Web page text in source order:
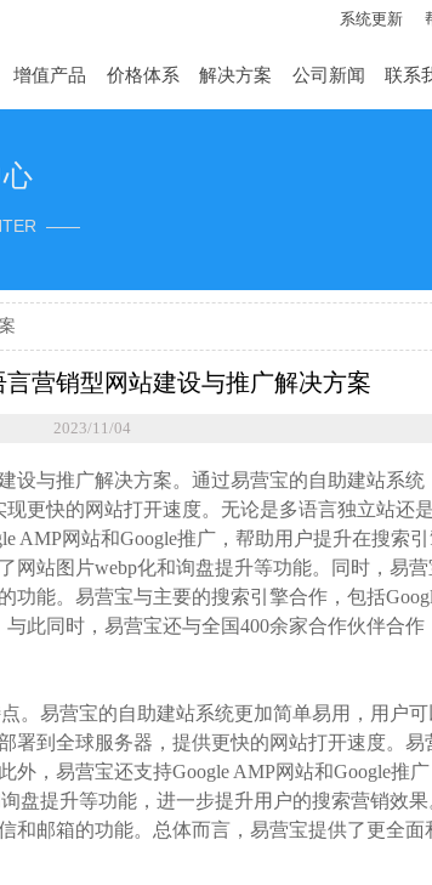
系统更新
增值产品 价格体系 解决方案 公司新闻 联系
——
营销型网站建设与推广解决方案
2023/11/04
设与推广解决方案。通过易营宝的自助建站系统
更快的网站打开速度。无论是多语言独立站还
AMP网站和Google推广，帮助用户提升在搜索
网站图片webp化和询盘提升等功能。同时，易
能。易营宝与主要的搜索引擎合作，包括
此同时，易营宝还与全国400余家合作伙伴合作
。易营宝的自助建站系统更加简单易用，用户
署到全球服务器，提供更快的网站打开速度。
，易营宝还支持Google AMP网站和Google推
盘提升等功能，进一步提升用户的搜索营销效
邮箱的功能。总体而言，易营宝提供了更全面